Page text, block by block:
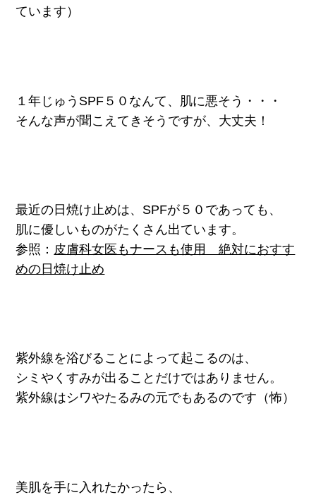
ています）
１年じゅうSPF５０なんて、肌に悪そう・・・
そんな声が聞こえてきそうですが、大丈夫！
最近の日焼け止めは、SPFが５０であっても、
肌に優しいものがたくさん出ています。
参照： 皮膚科女医もナースも使用 絶対におすす
めの日焼け止め
紫外線を浴びることによって起こるのは、
シミやくすみが出ることだけではありません。
紫外線はシワやたるみの元でもあるのです（怖）
美肌を手に入れたかったら、